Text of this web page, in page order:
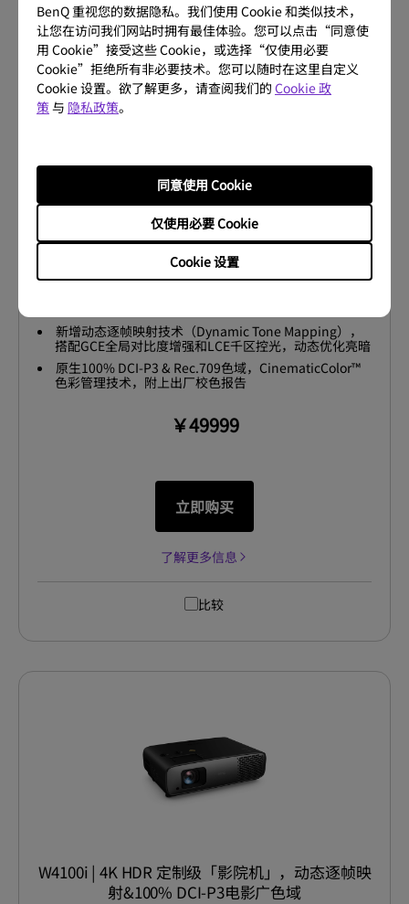
BenQ 重视您的数据隐私。我们使用 Cookie 和类似技术，
让您在访问我们网站时拥有最佳体验。您可以点击“同意使
用 Cookie”接受这些 Cookie，或选择“仅使用必要
Cookie”拒绝所有非必要技术。您可以随时在这里自定义
Cookie 设置。欲了解更多，请查阅我们的 Cookie 政
策 与 隐私政策。
Cookie 设置
仅使用必要 Cookie
同意使用 Cookie
W6050 | 4K 激光 定制级「影院旗舰机」，动态逐
帧映射& 原生 100% DCI-P3电影广色域
新增动态逐帧映射技术（Dynamic Tone Mapping），
搭配GCE全局对比度增强和LCE千区控光，动态优化亮暗
细节
原生100% DCI-P3 & Rec.709色域，CinematicColor™
色彩管理技术，附上出厂校色报告
￥49999
立即购买
了解更多信息
比较
W4100i | 4K HDR 定制级「影院机」，动态逐帧映
射&100% DCI-P3电影广色域